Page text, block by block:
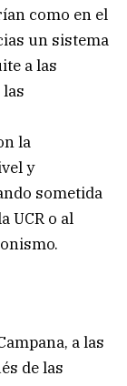
como en el
un sistema
a las
la
y
sometida
UCR o al
a las
de las